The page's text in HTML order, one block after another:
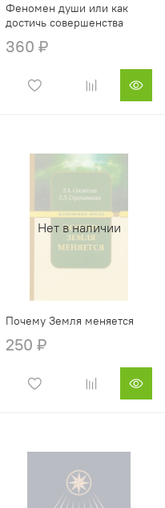
Феномен души или как
достичь совершенства
360 ₽
Нет в наличии
Почему Земля меняется
250 ₽